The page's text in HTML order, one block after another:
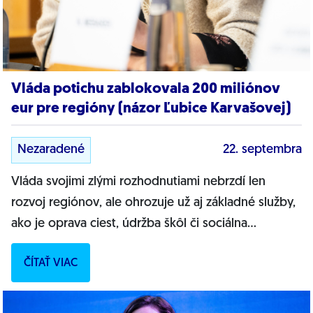
Vláda potichu zablokovala 200 miliónov
eur pre regióny (názor Ľubice Karvašovej)
Nezaradené 22. septembra
Vláda svojimi zlými rozhodnutiami nebrzdí len
rozvoj regiónov, ale ohrozuje už aj základné služby,
ako je oprava ciest, údržba škôl či sociálna
starostlivosť. PREČÍTAJTE SI CELÝ...
ČÍTAŤ VIAC